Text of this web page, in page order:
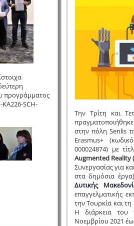
προγράμματος
SCH-
Την Τρίτη και
στην πόλη Senlis
Erasmus+
000024874) με
Augmented Reality
Συνεργασίας για
στα δημόσια
Δυτικής
επαγγελματικής
την Τουρκία και
Η διάρκεια του
Νοεμβρίου 2021